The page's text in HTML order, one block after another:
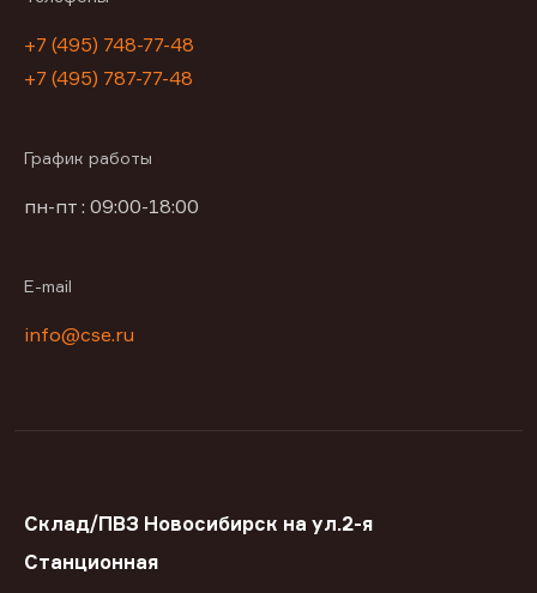
+7 (495) 748-77-48
+7 (495) 787-77-48
График работы
пн-пт : 09:00-18:00
E-mail
info@cse.ru
Склад/ПВЗ Новосибирск на ул.2-я
Станционная